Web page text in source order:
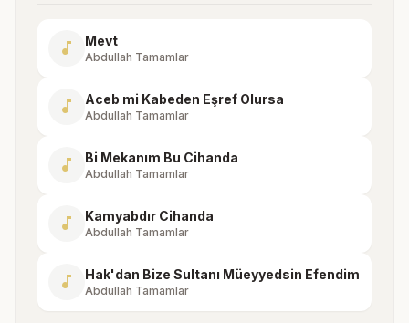
music_note Mevt
Abdullah Tamamlar
music_note Aceb mi Kabeden Eşref Olursa
Abdullah Tamamlar
music_note Bi Mekanım Bu Cihanda
Abdullah Tamamlar
music_note Kamyabdır Cihanda
Abdullah Tamamlar
music_note Hak'dan Bize Sultanı Müeyyedsin Efendim
Abdullah Tamamlar